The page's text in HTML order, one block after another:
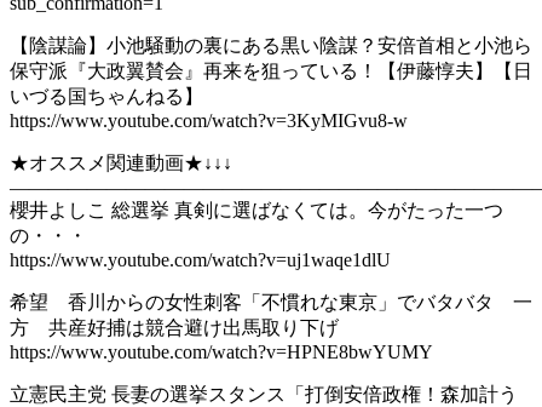
【陰謀論】小池騒動の裏にある黒い陰謀？安倍首相と小池ら
保守派『大政翼賛会』再来を狙っている！【伊藤惇夫】【日
いづる国ちゃんねる】
https://www.youtube.com/watch?v=3KyMIGvu8-w
★オススメ関連動画★↓↓↓
櫻井よしこ 総選挙 真剣に選ばなくては。今がたった一つ
の・・・
https://www.youtube.com/watch?v=uj1waqe1dlU
希望 香川からの女性刺客「不慣れな東京」でバタバタ 一
方 共産好捕は競合避け出馬取り下げ
https://www.youtube.com/watch?v=HPNE8bwYUMY
立憲民主党 長妻の選挙スタンス「打倒安倍政権！森加計う